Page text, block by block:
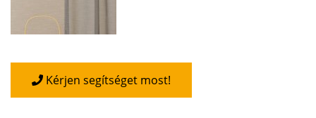
Kérjen segítséget most!